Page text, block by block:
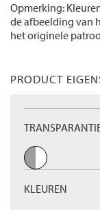
Opmerking:
de afbeelding van
het originele
PRODUCT
KLEUREN